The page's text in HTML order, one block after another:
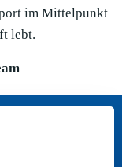
im Mittelpunkt
lebt.